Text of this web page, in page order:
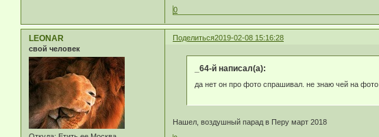
0
Поделиться2019-02-08 15:16:28
LEONAR
свой человек
_64-й написал(а):
да нет он про фото спрашивал. не знаю чей на фото
Нашел, воздушный парад в Перу март 2018